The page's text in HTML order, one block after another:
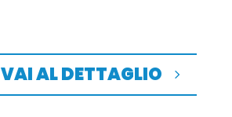
VAI AL DETTAGLIO